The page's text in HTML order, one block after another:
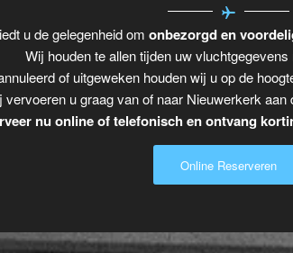
u de gelegenheid om onbezorgd en
Wij houden te allen tijden uw
of uitgeweken houden wij u op de
vervoeren u graag van of naar Nieuwerkerk aan
nu online of telefonisch en ontvang
Online Reserveren